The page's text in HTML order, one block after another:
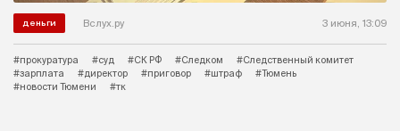
деньги Вслух.ру 3 июня, 13:09
#прокуратура #суд #СК РФ #Следком
#Следственный комитет
#зарплата
#директор #приговор #штраф
#Тюмень
#новости Тюмени
#тк